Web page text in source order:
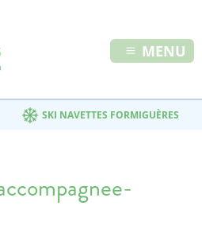
MENU
SKI NAVETTES FORMIGUÈRES